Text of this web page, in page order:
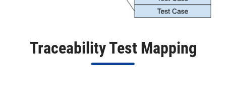
Traceability Test Mapping